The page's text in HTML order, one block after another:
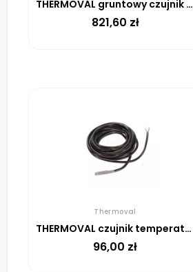
THERMOVAL gruntowy czujnik śniegu i lodu ESF 524 001
821,60 zł
Thermoval
THERMOVAL czujnik temperatury powietrza TFD 524 004
96,00 zł